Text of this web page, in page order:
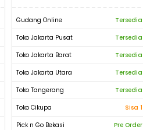
Gudang Online
Tersedia
Toko Jakarta Pusat
Tersedia
Toko Jakarta Barat
Tersedia
Toko Jakarta Utara
Tersedia
Toko Tangerang
Tersedia
Toko Cikupa
Sisa 1
Pick n Go Bekasi
Pre Order